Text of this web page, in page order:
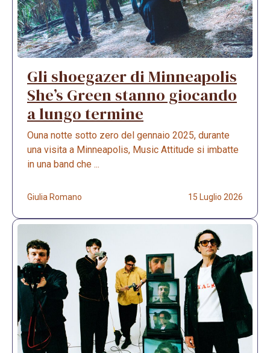
Gli shoegazer di Minneapolis
She’s Green stanno giocando
a lungo termine
Ouna notte sotto zero del gennaio 2025, durante
una visita a Minneapolis, Music Attitude si imbatte
in una band che ...
Giulia Romano 15 Luglio 2026